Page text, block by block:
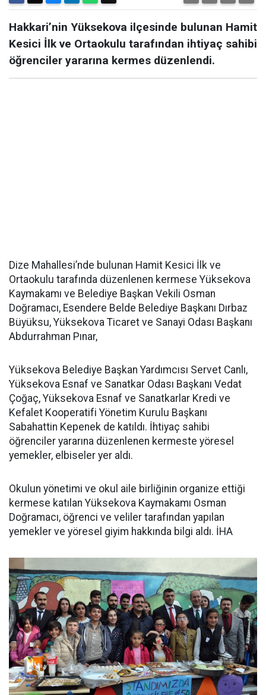
Hakkari’nin Yüksekova ilçesinde bulunan Hamit
Kesici İlk ve Ortaokulu tarafından ihtiyaç sahibi
öğrenciler yararına kermes düzenlendi.
Dize Mahallesi’nde bulunan Hamit Kesici İlk ve
Ortaokulu tarafında düzenlenen kermese Yüksekova
Kaymakamı ve Belediye Başkan Vekili Osman
Doğramacı, Esendere Belde Belediye Başkanı Dırbaz
Büyüksu, Yüksekova Ticaret ve Sanayi Odası Başkanı
Abdurrahman Pınar,
Yüksekova Belediye Başkan Yardımcısı Servet Canlı,
Yüksekova Esnaf ve Sanatkar Odası Başkanı Vedat
Çoğaç, Yüksekova Esnaf ve Sanatkarlar Kredi ve
Kefalet Kooperatifi Yönetim Kurulu Başkanı
Sabahattin Kepenek de katıldı. İhtiyaç sahibi
öğrenciler yararına düzenlenen kermeste yöresel
yemekler, elbiseler yer aldı.
Okulun yönetimi ve okul aile birliğinin organize ettiği
kermese katılan Yüksekova Kaymakamı Osman
Doğramacı, öğrenci ve veliler tarafından yapılan
yemekler ve yöresel giyim hakkında bilgi aldı. İHA